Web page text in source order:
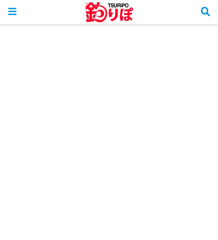
ホーム 釣行リポート